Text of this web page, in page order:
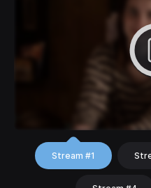
Stream #1